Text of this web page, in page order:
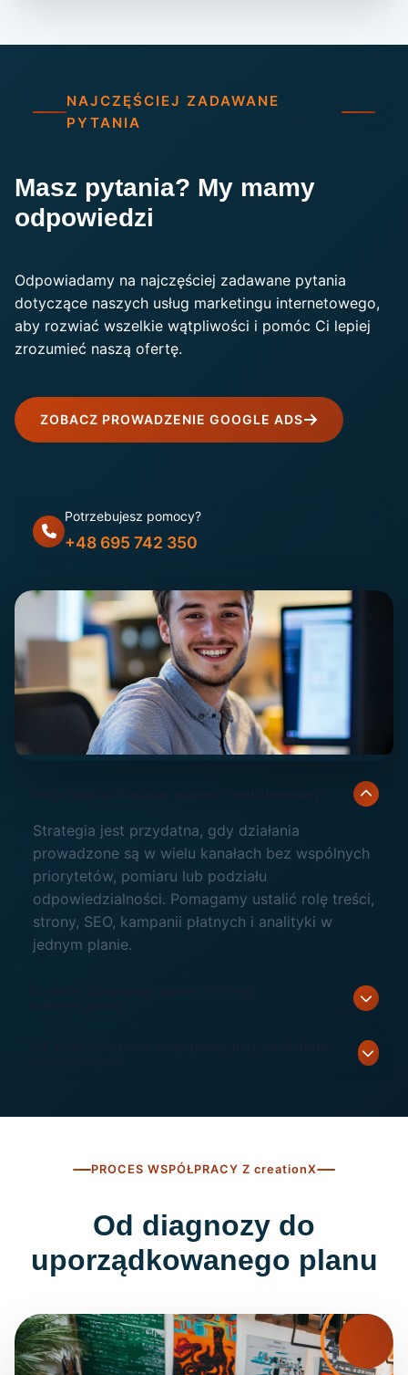
NAJCZĘŚCIEJ ZADAWANE
PYTANIA
Masz pytania? My mamy
odpowiedzi
Odpowiadamy na najczęściej zadawane pytania
dotyczące naszych usług marketingu internetowego,
aby rozwiać wszelkie wątpliwości i pomóc Ci lepiej
zrozumieć naszą ofertę.
ZOBACZ PROWADZENIE GOOGLE ADS
Potrzebujesz pomocy?
+48 695 742 350
Strategia jest przydatna, gdy działania
prowadzone są w wielu kanałach bez wspólnych
priorytetów, pomiaru lub podziału
odpowiedzialności. Pomagamy ustalić rolę treści,
strony, SEO, kampanii płatnych i analityki w
jednym planie.
PROCES WSPÓŁPRACY Z creationX
Od diagnozy do
uporządkowanego planu